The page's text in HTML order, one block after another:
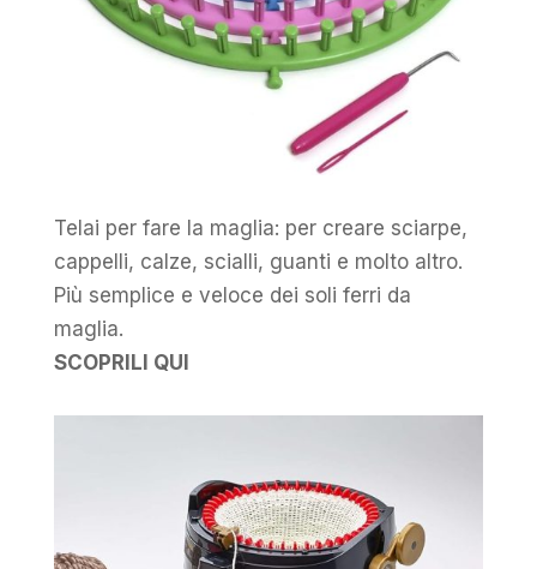
Telai per fare la maglia: per creare sciarpe,
cappelli, calze, scialli, guanti e molto altro.
Più semplice e veloce dei soli ferri da
maglia.
SCOPRILI QUI